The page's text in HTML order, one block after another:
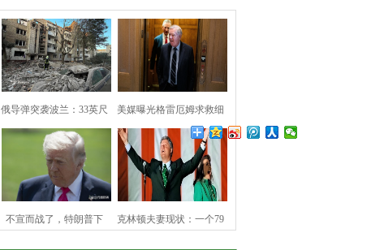
俄导弹突袭波兰：33英尺
巨坑
美媒曝光格雷厄姆求救细
节，
不宣而战了，特朗普下 克林顿夫妻现状：一个79